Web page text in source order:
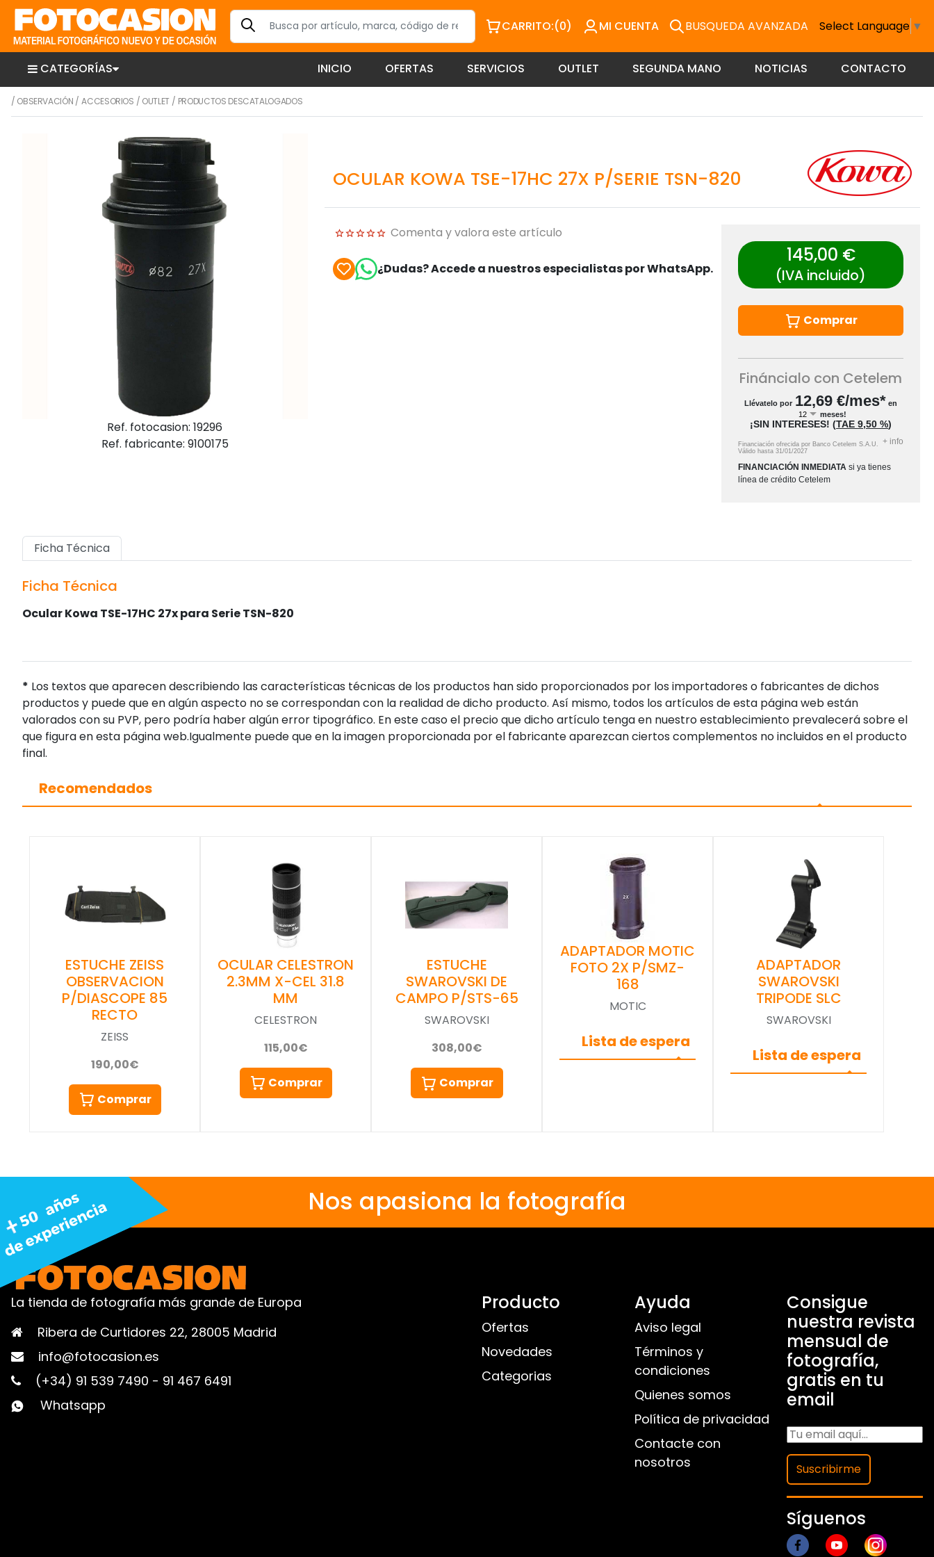
CARRITO:(0) MI CUENTA BUSQUEDA AVANZADA Select Language ▼
CATEGORÍAS INICIO OFERTAS SERVICIOS OUTLET SEGUNDA MANO NOTICIAS CONTACTO
/ OBSERVACIÓN /ACCESORIOS / OUTLET/ PRODUCTOS DESCATALOGADOS
Ref. fotocasion: 19296
Ref. fabricante: 9100175
OCULAR KOWA TSE-17HC 27X P/SERIE TSN-820
Comenta y valora este artículo
¿Dudas? Accede a nuestros especialistas por WhatsApp.
145,00 €
(IVA incluido)
Comprar
Fináncialo con Cetelem
Llévatelo por 12,69 €/mes* en
meses!
¡SIN INTERESES!(TAE9,50 %)
Financiación ofrecida por Banco Cetelem S.A.U.
Válido hasta31/01/2027
+ info
FINANCIACIÓN INMEDIATA si ya tienes
línea de crédito Cetelem
Ficha Técnica
Ficha Técnica
Ocular Kowa TSE-17HC 27x para Serie TSN-820
* Los textos que aparecen describiendo las características técnicas de los productos han sido proporcionados por los importadores o fabricantes de dichos
productos y puede que en algún aspecto no se correspondan con la realidad de dicho producto. Así mismo, todos los artículos de esta página web están
valorados con su PVP, pero podría haber algún error tipográfico. En este caso el precio que dicho artículo tenga en nuestro establecimiento prevalecerá sobre el
que figura en esta página web.Igualmente puede que en la imagen proporcionada por el fabricante aparezcan ciertos complementos no incluidos en el producto
final.
Recomendados
ESTUCHE ZEISS
OBSERVACION
P/DIASCOPE 85
RECTO
ZEISS
190,00€
Comprar
OCULAR CELESTRON
2.3MM X-CEL 31.8
MM
CELESTRON
115,00€
Comprar
ESTUCHE
SWAROVSKI DE
CAMPO P/STS-65
SWAROVSKI
308,00€
Comprar
ADAPTADOR MOTIC
FOTO 2X P/SMZ-
168
MOTIC
Lista de espera
ADAPTADOR
SWAROVSKI
TRIPODE SLC
SWAROVSKI
Lista de espera
Nos apasiona la fotografía
La tienda de fotografía más grande de Europa
Ribera de Curtidores 22, 28005 Madrid
info@fotocasion.es
(+34) 91 539 7490 - 91 467 6491
Whatsapp
Producto
Ofertas
Novedades
Categorias
Ayuda
Aviso legal
Términos y
condiciones
Quienes somos
Política de privacidad
Contacte con
nosotros
Consigue
nuestra revista
mensual de
fotografía,
gratis en tu
email
Suscribirme
Síguenos